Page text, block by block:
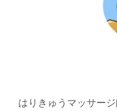
はりきゅうマッサー